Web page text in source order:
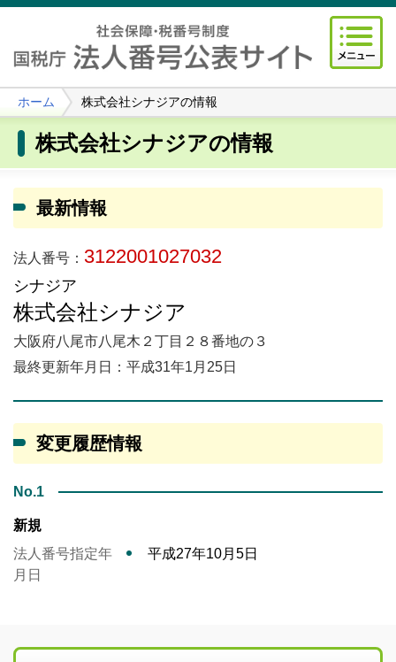
ホーム 株式会社シナジアの情報
株式会社シナジアの情報
最新情報
法人番号： 3122001027032
シナジア
株式会社シナジア
大阪府八尾市八尾木２丁目２８番地の３
最終更新年月日：平成31年1月25日
変更履歴情報
No.1
新規
法人番号指定年
月日
平成27年10月5日